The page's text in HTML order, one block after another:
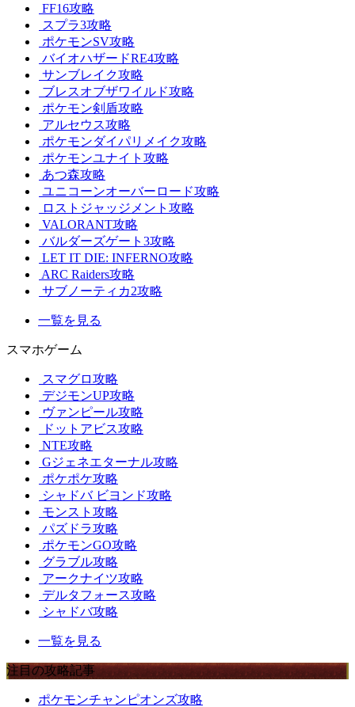
FF16攻略
スプラ3攻略
ポケモンSV攻略
バイオハザードRE4攻略
サンブレイク攻略
ブレスオブザワイルド攻略
ポケモン剣盾攻略
アルセウス攻略
ポケモンダイパリメイク攻略
ポケモンユナイト攻略
あつ森攻略
ユニコーンオーバーロード攻略
ロストジャッジメント攻略
VALORANT攻略
バルダーズゲート3攻略
LET IT DIE: INFERNO攻略
ARC Raiders攻略
サブノーティカ2攻略
一覧を見る
スマホゲーム
スマグロ攻略
デジモンUP攻略
ヴァンピール攻略
ドットアビス攻略
NTE攻略
Gジェネエターナル攻略
ポケポケ攻略
シャドバ ビヨンド攻略
モンスト攻略
パズドラ攻略
ポケモンGO攻略
グラブル攻略
アークナイツ攻略
デルタフォース攻略
シャドバ攻略
一覧を見る
注目の攻略記事
ポケモンチャンピオンズ攻略